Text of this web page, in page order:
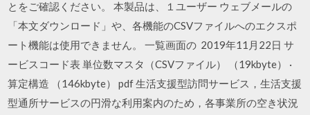
とをご確認ください。 本製品は、１ユーザー ウェブメールの
「本文ダウンロード」や、各機能のCSVファイルへのエクスポ
ート機能は使用できません。 一覧画面の 2019年11月22日 サ
ービスコード表 単位数マスタ（CSVファイル） （19kbyte） ·
算定構造 （146kbyte） pdf 生活支援型訪問サービス，生活支援
型通所サービスの円滑な利用案内のため，各事業所の空き状況